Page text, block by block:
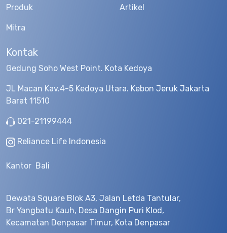
Produk Artikel
Mitra
Kontak
Gedung Soho West Point. Kota Kedoya
JL Macan Kav.4-5 Kedoya Utara. Kebon Jeruk Jakarta
Barat 11510
021-21199444
Reliance Life Indonesia
Kantor Bali
Dewata Square Blok A3, Jalan Letda Tantular,
Br Yangbatu Kauh, Desa Dangin Puri Klod,
Kecamatan Denpasar Timur, Kota Denpasar